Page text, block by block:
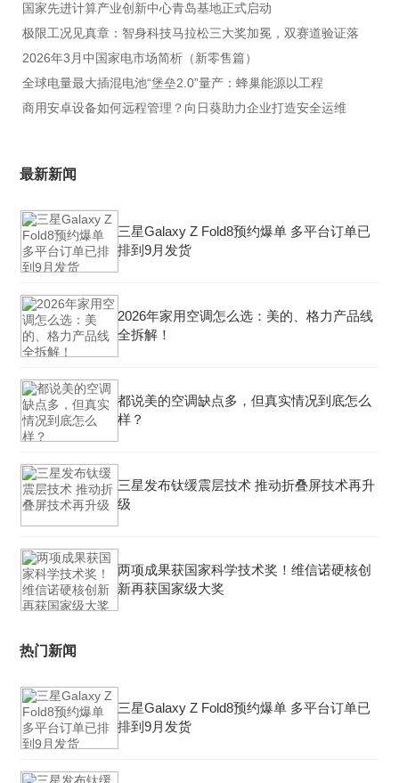
国家先进计算产业创新中心青岛基地正式启动
极限工况见真章：智身科技马拉松三大奖加冕，双赛道验证落
2026年3月中国家电市场简析（新零售篇）
全球电量最大插混电池“堡垒2.0”量产：蜂巢能源以工程
商用安卓设备如何远程管理？向日葵助力企业打造安全运维
最新新闻
三星Galaxy Z Fold8预约爆单 多平台订单已
排到9月发货
2026年家用空调怎么选：美的、格力产品线
全拆解！
都说美的空调缺点多，但真实情况到底怎么
样？
三星发布钛缓震层技术 推动折叠屏技术再升
级
两项成果获国家科学技术奖！维信诺硬核创
新再获国家级大奖
热门新闻
三星Galaxy Z Fold8预约爆单 多平台订单已
排到9月发货